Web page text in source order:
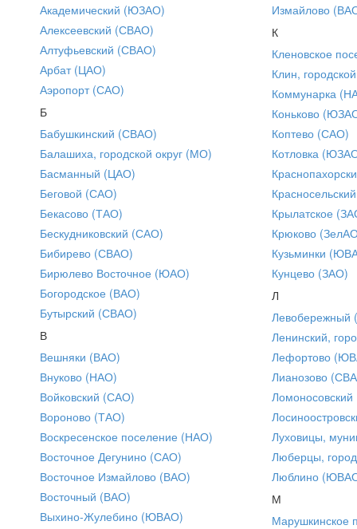
Академический (ЮЗАО)
Алексеевский (СВАО)
Алтуфьевский (СВАО)
Арбат (ЦАО)
Аэропорт (САО)
Б
Бабушкинский (СВАО)
Балашиха, городской округ (МО)
Басманный (ЦАО)
Беговой (САО)
Бекасово (ТАО)
Бескудниковский (САО)
Бибирево (СВАО)
Бирюлево Восточное (ЮАО)
Богородское (ВАО)
Бутырский (СВАО)
В
Вешняки (ВАО)
Внуково (НАО)
Войковский (САО)
Вороново (ТАО)
Воскресенское поселение (НАО)
Восточное Дегунино (САО)
Восточное Измайлово (ВАО)
Восточный (ВАО)
Выхино-Жулебино (ЮВАО)
Измайлово
К
Кленовское
Клин,
Коммунарка
Коньково
Коптево (САО)
Котловка
Крылатское
Крюково
Кузьминки
Кунцево (ЗАО)
Л
Ленинский,
Лефортово
Лианозово
Луховицы,
Люберцы,
Люблино
М
Марушкинское